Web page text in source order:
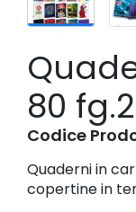
80
Codice
Quaderni in
copertine in